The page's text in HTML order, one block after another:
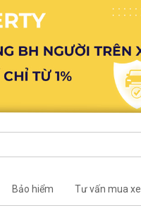
Bảo hiểm Tư vấn mua xe